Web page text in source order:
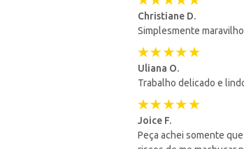
Christiane D.
Simplesmente
Uliana O.
Trabalho delicado e
Joice F.
Peça achei somente